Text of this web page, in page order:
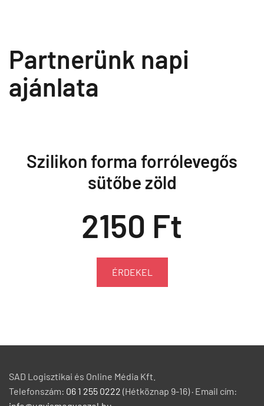
Partnerünk napi
ajánlata
Szilikon forma forrólevegős
sütőbe zöld
2150 Ft
ÉRDEKEL
SAD Logisztikai és Online Média Kft.
Telefonszám: 06 1 255 0222 (Hétköznap 9-16) · Email cím: